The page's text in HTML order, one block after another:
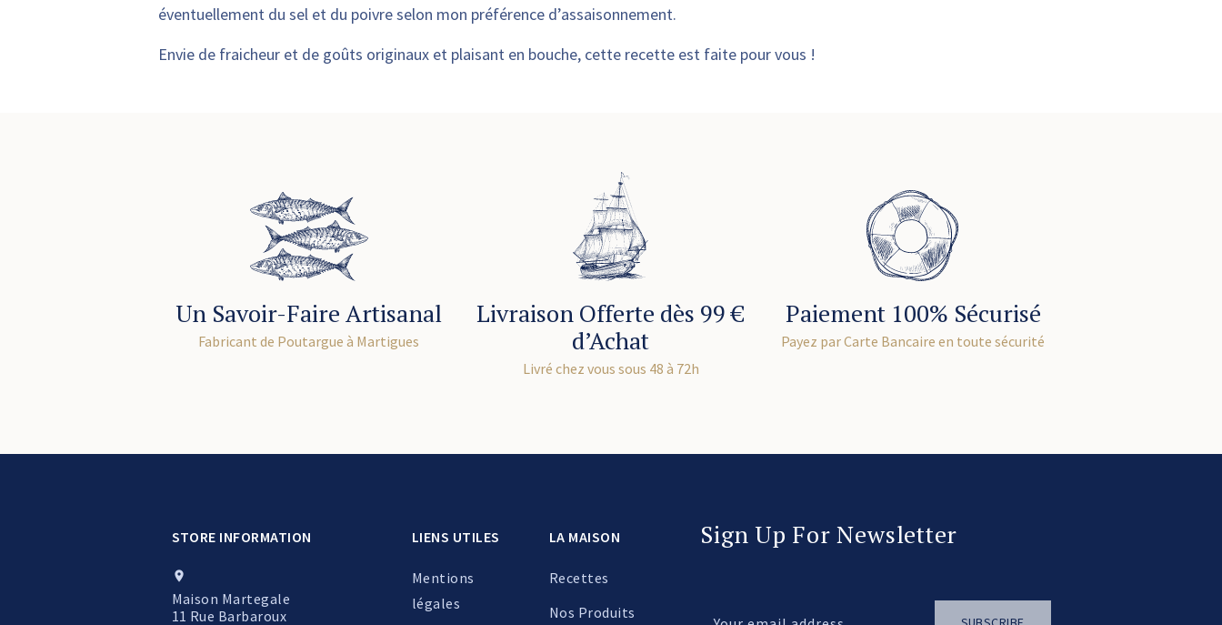
éventuellement du sel et du poivre selon mon préférence d’assaisonnement.
Envie de fraicheur et de goûts originaux et plaisant en bouche, cette recette est faite pour vous !
Un Savoir-Faire Artisanal
Fabricant de Poutargue à Martigues
Livraison Offerte dès 99 €
d’Achat
Livré chez vous sous 48 à 72h
Paiement 100% Sécurisé
Payez par Carte Bancaire en toute sécurité
Sign Up For Newsletter
STORE INFORMATION

Maison Martegale
11 Rue Barbaroux
LIENS UTILES
Mentions
légales
LA MAISON
Recettes
Nos Produits